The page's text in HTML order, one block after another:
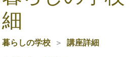
細
暮らしの学校 講座詳細